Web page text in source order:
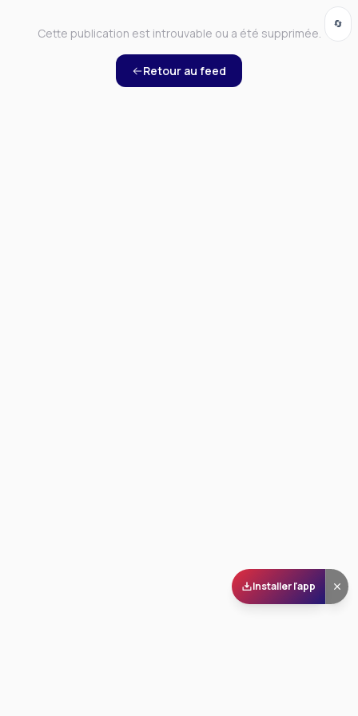
Cette publication est introuvable ou a été supprimée.
Retour au feed
Installer l'app
🔄